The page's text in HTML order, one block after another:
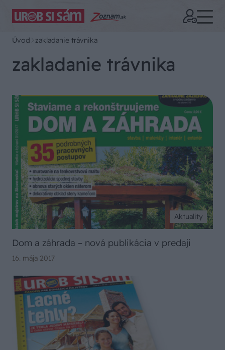
Úvod zakladanie trávnika
zakladanie trávnika
Aktuality
Dom a záhrada – nová publikácia v predaji
16. mája 2017